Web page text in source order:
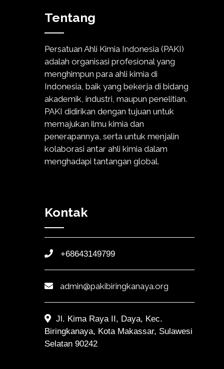
Tentang
Persatuan Ahli Kimia Indonesia (PAKI)
adalah organisasi profesional yang
menghimpun para ahli kimia di
Indonesia, baik yang bekerja di bidang
akademik, industri, maupun penelitian.
PAKI didirikan dengan tujuan untuk
memajukan ilmu kimia dan
penerapannya, serta untuk menjalin
kolaborasi antar ahli kimia dalam
menghadapi tantangan global.
Kontak
+68643149799
admin@pakibiringkanaya.org
Jl. Kima Raya II, Daya, Kec.
Biringkanaya, Kota Makassar, Sulawesi
Selatan 90242